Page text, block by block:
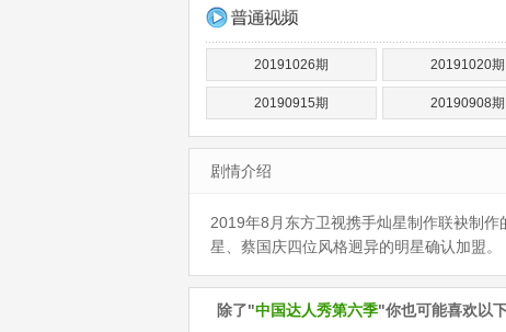
20191026期 20191020期
20190915期 20190908期
剧情介绍
2019年8月东方卫视携手灿星制作联袂制
星、蔡国庆四位风格迥异的明星确认加盟。
除了"中国达人秀第六季"你也可能喜欢以